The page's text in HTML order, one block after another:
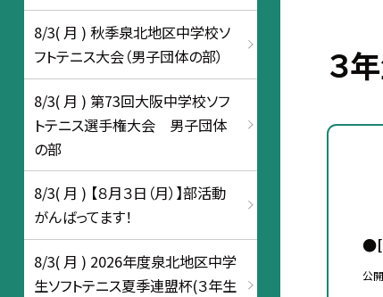
３
●[
公
8/3( 月 ) 秋季泉北地区中学校ソ
フトテニス大会（男子団体の部）
8/3( 月 ) 第73回大阪中学校ソフ
トテニス選手権大会 男子団体
の部
8/3( 月 ) 【８月３日（月）】部活動
がんばってます！
8/3( 月 ) 2026年度泉北地区中学
生ソフトテニス夏季連盟杯(３年生